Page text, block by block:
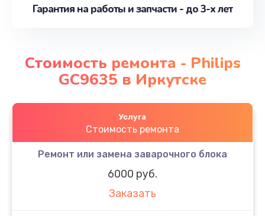
Гарантия на работы и запчасти - до 3-х лет
Стоимость ремонта - Philips
GC9635 в Иркутске
Услуга
Стоимость ремонта
Ремонт или замена заварочного блока
6000 руб.
Заказать